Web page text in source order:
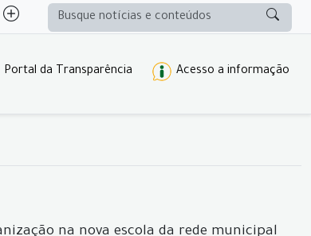
Portal da Transparência Acesso a informação
na nova escola da rede municipal